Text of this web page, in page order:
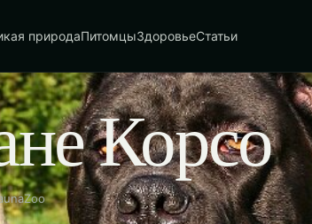
природаПитомцыЗдоровьеСтатьи
Корсо